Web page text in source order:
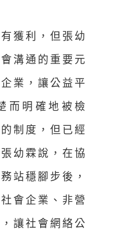
獲利，但張幼
溝通的重要元
業，讓公益平
而明確地被檢
制度，但已經
幼霖說，在協
站穩腳步後，
會企業、非營
讓社會網絡公